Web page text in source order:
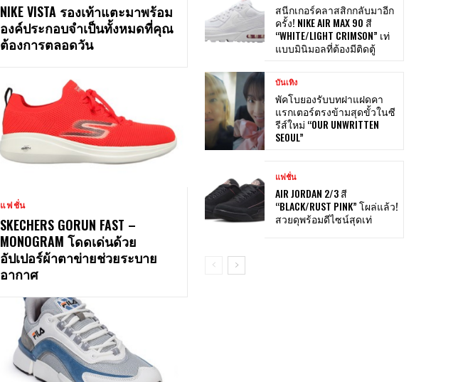
NIKE VISTA รองเท้าแตะมาพร้อม
องค์ประกอบจําเป็นทั้งหมดที่คุณ
ต้องการตลอดวัน
แฟชั่น
SKECHERS GORUN FAST –
MONOGRAM โดดเด่นด้วย
อัปเปอร์ผ้าตาข่ายช่วยระบาย
อากาศ
สนีกเกอร์คลาสสิกกลับมาอีก
ครั้ง! NIKE AIR MAX 90 สี
“WHITE/LIGHT CRIMSON” เท่
แบบมินิมอลที่ต้องมีติดตู้
บันเทิง
พัคโบยองรับบทฝาแฝดคา
แรกเตอร์ตรงข้ามสุดขั้วในซี
รีส์ใหม่ “OUR UNWRITTEN
SEOUL”
แฟชั่น
AIR JORDAN 2/3 สี
“BLACK/RUST PINK” โผล่แล้ว!
สวยดุพร้อมดีไซน์สุดเท่